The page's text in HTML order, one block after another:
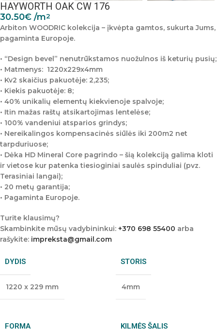
HAYWORTH OAK CW 176
30.50€ /m2
Arbiton WOODRIC kolekcija – įkvėpta gamtos, sukurta Jums,
pagaminta Europoje.
• “Design bevel” nenutrūkstamos nuožulnos iš keturių pusių;
• Matmenys: 1220x229x4mm
• Kv2 skaičius pakuotėje: 2,235;
• Kiekis pakuotėje: 8;
• 40% unikalių elementų kiekvienoje spalvoje;
• Itin mažas raštų atsikartojimas lentelėse;
• 100% vandeniui atsparios grindys;
• Nereikalingos kompensacinės siūlės iki 200m2 net
tarpduriuose;
• Dėka HD Mineral Core pagrindo – šią kolekciją galima kloti
ir vietose kur patenka tiesioginiai saulės spinduliai (pvz.
Terasiniai langai);
• 20 metų garantija;
• Pagaminta Europoje.
Turite klausimų?
Skambinkite mūsų vadybininkui: +370 698 55400 arba
rašykite: impreksta@gmail.com
DYDIS
1220 x 229 mm
STORIS
4mm
FORMA KILMĖS ŠALIS